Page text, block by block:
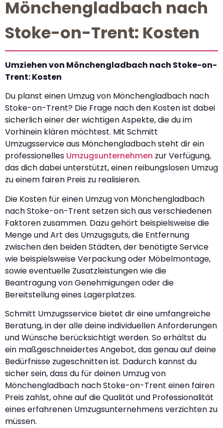
Mönchengladbach nach
Stoke-on-Trent: Kosten
Umziehen von Mönchengladbach nach Stoke-on-
Trent: Kosten
Du planst einen Umzug von Mönchengladbach nach
Stoke-on-Trent? Die Frage nach den Kosten ist dabei
sicherlich einer der wichtigen Aspekte, die du im
Vorhinein klären möchtest. Mit Schmitt
Umzugsservice aus Mönchengladbach steht dir ein
professionelles Umzugsunternehmen zur Verfügung,
das dich dabei unterstützt, einen reibungslosen Umzug
zu einem fairen Preis zu realisieren.
Die Kosten für einen Umzug von Mönchengladbach
nach Stoke-on-Trent setzen sich aus verschiedenen
Faktoren zusammen. Dazu gehört beispielsweise die
Menge und Art des Umzugsguts, die Entfernung
zwischen den beiden Städten, der benötigte Service
wie beispielsweise Verpackung oder Möbelmontage,
sowie eventuelle Zusatzleistungen wie die
Beantragung von Genehmigungen oder die
Bereitstellung eines Lagerplatzes.
Schmitt Umzugsservice bietet dir eine umfangreiche
Beratung, in der alle deine individuellen Anforderungen
und Wünsche berücksichtigt werden. So erhältst du
ein maßgeschneidertes Angebot, das genau auf deine
Bedürfnisse zugeschnitten ist. Dadurch kannst du
sicher sein, dass du für deinen Umzug von
Mönchengladbach nach Stoke-on-Trent einen fairen
Preis zahlst, ohne auf die Qualität und Professionalität
eines erfahrenen Umzugsunternehmens verzichten zu
müssen.